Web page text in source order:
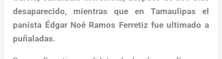
desaparecido, mientras que en Tamaulipas el
panista Édgar Noé Ramos Ferretiz fue ultimado a
puñaladas.